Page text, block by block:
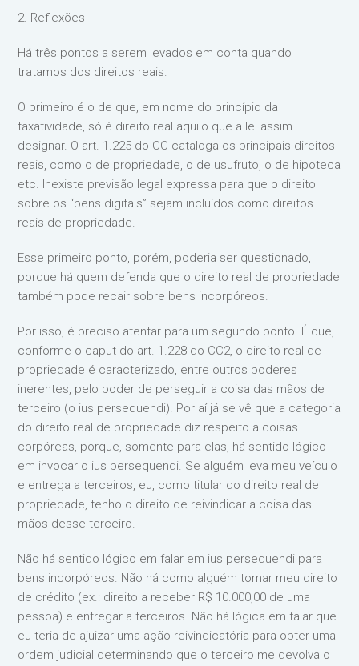
2. Reflexões
Há três pontos a serem levados em conta quando
tratamos dos direitos reais.
O primeiro é o de que, em nome do princípio da
taxatividade, só é direito real aquilo que a lei assim
designar. O art. 1.225 do CC cataloga os principais direitos
reais, como o de propriedade, o de usufruto, o de hipoteca
etc. Inexiste previsão legal expressa para que o direito
sobre os “bens digitais” sejam incluídos como direitos
reais de propriedade.
Esse primeiro ponto, porém, poderia ser questionado,
porque há quem defenda que o direito real de propriedade
também pode recair sobre bens incorpóreos.
Por isso, é preciso atentar para um segundo ponto. É que,
conforme o caput do art. 1.228 do CC2, o direito real de
propriedade é caracterizado, entre outros poderes
inerentes, pelo poder de perseguir a coisa das mãos de
terceiro (o ius persequendi). Por aí já se vê que a categoria
do direito real de propriedade diz respeito a coisas
corpóreas, porque, somente para elas, há sentido lógico
em invocar o ius persequendi. Se alguém leva meu veículo
e entrega a terceiros, eu, como titular do direito real de
propriedade, tenho o direito de reivindicar a coisa das
mãos desse terceiro.
Não há sentido lógico em falar em ius persequendi para
bens incorpóreos. Não há como alguém tomar meu direito
de crédito (ex.: direito a receber R$ 10.000,00 de uma
pessoa) e entregar a terceiros. Não há lógica em falar que
eu teria de ajuizar uma ação reivindicatória para obter uma
ordem judicial determinando que o terceiro me devolva o